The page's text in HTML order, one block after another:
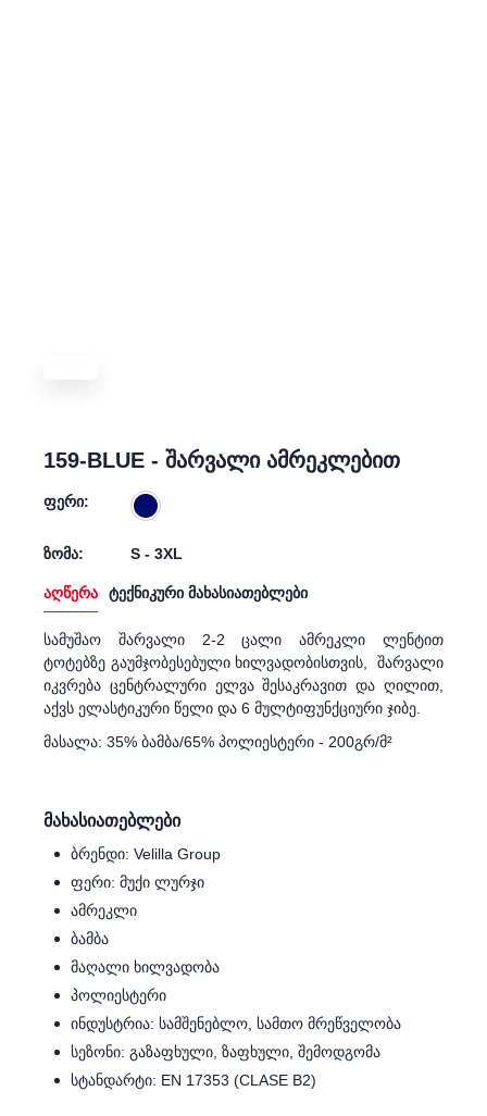
159-BLUE - შარვალი ამრეკლებით
ფერი:
ზომა: S - 3XL
აღწერა ტექნიკური მახასიათებლები
სამუშაო შარვალი 2-2 ცალი ამრეკლი ლენტით
ტოტებზე გაუმჯობესებული ხილვადობისთვის, შარვალი
იკვრება ცენტრალური ელვა შესაკრავით და ღილით,
აქვს ელასტიკური წელი და 6 მულტიფუნქციური ჯიბე.
მასალა: 35% ბამბა/65% პოლიესტერი - 200გრ/მ²
მახასიათებლები
ბრენდი: Velilla Group
ფერი: მუქი ლურჯი
ამრეკლი
ბამბა
მაღალი ხილვადობა
პოლიესტერი
ინდუსტრია: სამშენებლო, სამთო მრეწველობა
სეზონი: გაზაფხული, ზაფხული, შემოდგომა
სტანდარტი: EN 17353 (CLASE B2)